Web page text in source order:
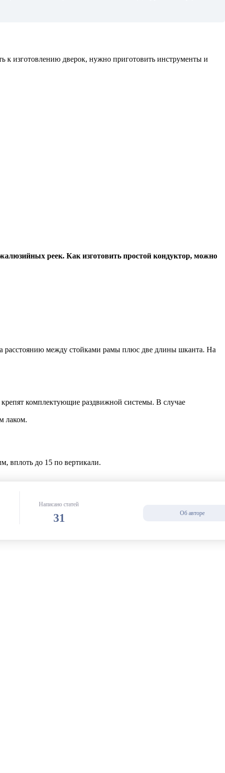
к изготовлению дверок, нужно приготовить инструменты и
реек. Как изготовить простой кондуктор, можно
расстоянию между стойками рамы плюс две длины шканта. На
комплектующие раздвижной системы. В случае
лаком.
вплоть до 15 по вертикали.
Написано статей
31 Об авторе